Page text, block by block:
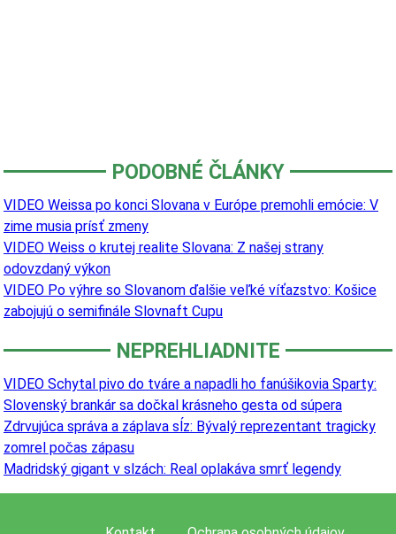
PODOBNÉ ČLÁNKY
VIDEO Weissa po konci Slovana v Európe premohli emócie: V
zime musia prísť zmeny
VIDEO Weiss o krutej realite Slovana: Z našej strany
odovzdaný výkon
VIDEO Po výhre so Slovanom ďalšie veľké víťazstvo: Košice
zabojujú o semifinále Slovnaft Cupu
NEPREHLIADNITE
VIDEO Schytal pivo do tváre a napadli ho fanúšikovia Sparty:
Slovenský brankár sa dočkal krásneho gesta od súpera
Zdrvujúca správa a záplava sĺz: Bývalý reprezentant tragicky
zomrel počas zápasu
Madridský gigant v slzách: Real oplakáva smrť legendy